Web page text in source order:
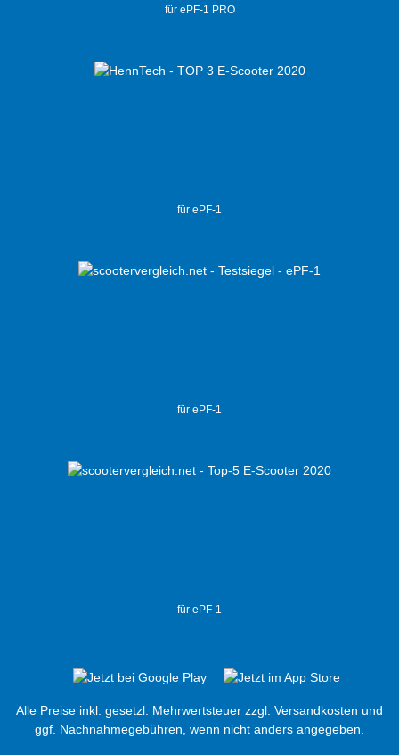
für ePF-1 PRO
für ePF-1
für ePF-1
für ePF-1
Alle Preise inkl. gesetzl. Mehrwertsteuer zzgl. Versandkosten und
ggf. Nachnahmegebühren, wenn nicht anders angegeben.